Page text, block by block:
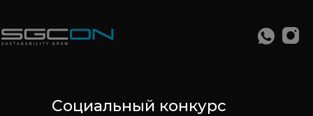
Cоциальный конкурс